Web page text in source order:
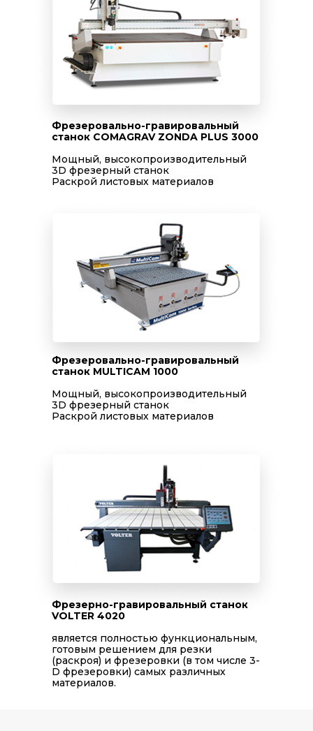
Фрезеровально-гравировальный
станок COMAGRAV ZONDA PLUS 3000
Мощный, высокопроизводительный
3D фрезерный станок
Раскрой листовых материалов
Фрезеровально-гравировальный
станок MULTICAM 1000
Мощный, высокопроизводительный
3D фрезерный станок
Раскрой листовых материалов
Фрезерно-гравировальный станок
VOLTER 4020
является полностью функциональным,
готовым решением для резки
(раскроя) и фрезеровки (в том числе 3-
D фрезеровки) самых различных
материалов.